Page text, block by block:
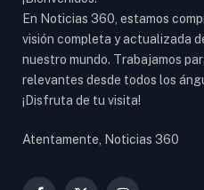
En Noticias 360, estamos
visión completa y actualizada
nuestro mundo. Trabajamos
relevantes desde todos los
¡Disfruta de tu visita!
Atentamente, Noticias 360